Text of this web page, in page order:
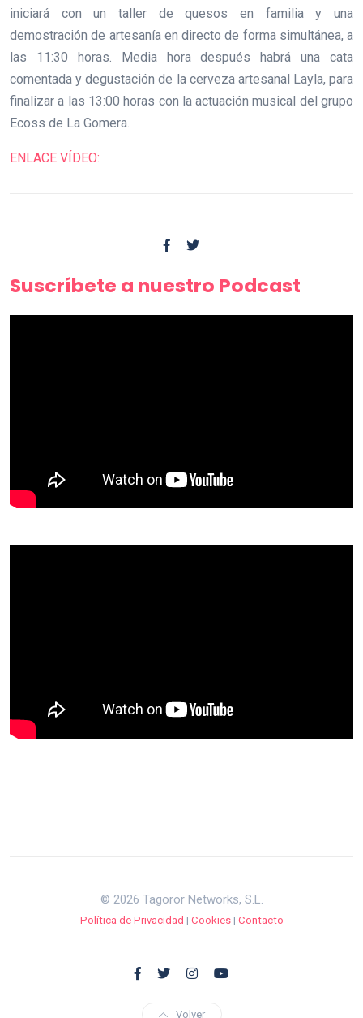
iniciará con un taller de quesos en familia y una
demostración de artesanía en directo de forma simultánea, a
las 11:30 horas. Media hora después habrá una cata
comentada y degustación de la cerveza artesanal Layla, para
finalizar a las 13:00 horas con la actuación musical del grupo
Ecoss de La Gomera.
ENLACE VÍDEO:
Suscríbete a nuestro Podcast
© 2026 Tagoror Networks, S.L.
Política de Privacidad | Cookies| Contacto
Volver